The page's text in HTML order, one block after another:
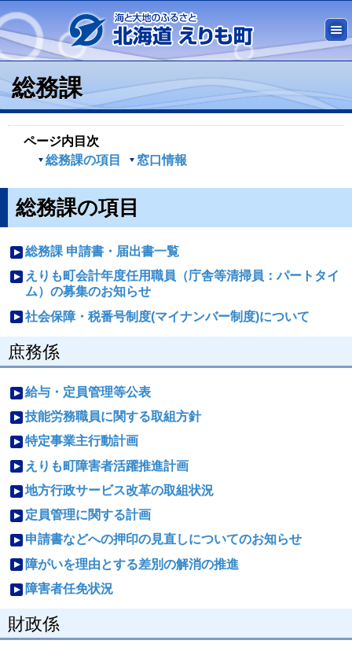
総務課
ページ内目次
総務課の項目
窓口情報
総務課の項目
総務課 申請書・届出書一覧
えりも町会計年度任用職員（庁舎等清掃員：パートタイ
ム）の募集のお知らせ
社会保障・税番号制度(マイナンバー制度)について
庶務係
給与・定員管理等公表
技能労務職員に関する取組方針
特定事業主行動計画
えりも町障害者活躍推進計画
地方行政サービス改革の取組状況
定員管理に関する計画
申請書などへの押印の見直しについてのお知らせ
障がいを理由とする差別の解消の推進
障害者任免状況
財政係